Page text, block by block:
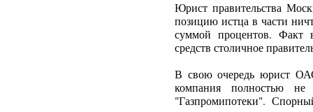
Юрист правительства
позицию истца в части
суммой процентов. Факт
средств столичное
В свою очередь юрист
компания полностью не
"Газпромипотеки".